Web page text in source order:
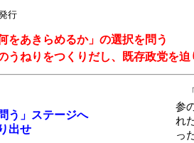
行
をあきらめるか」の選択を問う
うねりをつくりだし、既存政党を
う」ステージへ
出せ
「
参
れ
っ